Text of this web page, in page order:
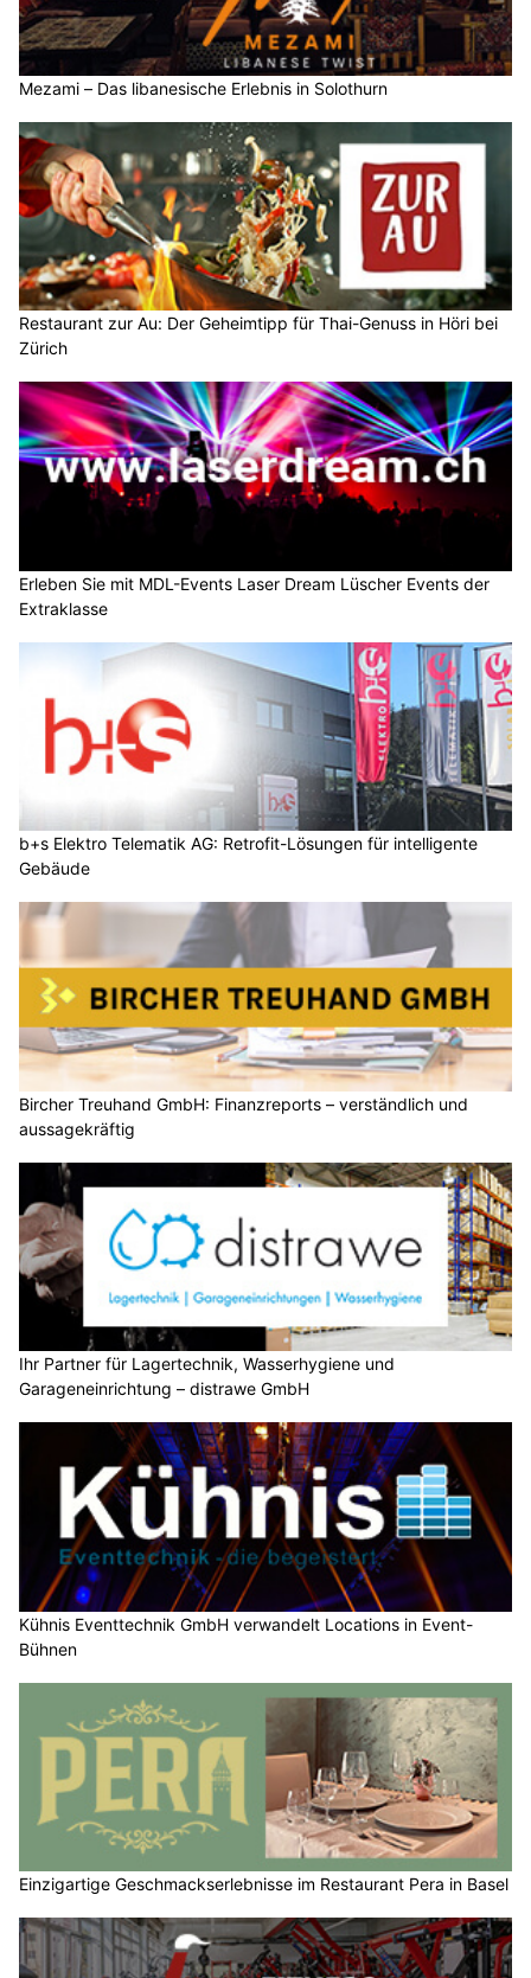
Mezami – Das libanesische Erlebnis in Solothurn
Restaurant zur Au: Der Geheimtipp für Thai-Genuss in Höri bei
Zürich
Erleben Sie mit MDL-Events Laser Dream Lüscher Events der
Extraklasse
b+s Elektro Telematik AG: Retrofit-Lösungen für intelligente
Gebäude
Bircher Treuhand GmbH: Finanzreports – verständlich und
aussagekräftig
Ihr Partner für Lagertechnik, Wasserhygiene und
Garageneinrichtung – distrawe GmbH
Kühnis Eventtechnik GmbH verwandelt Locations in Event-
Bühnen
Einzigartige Geschmackserlebnisse im Restaurant Pera in Basel